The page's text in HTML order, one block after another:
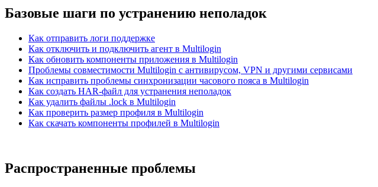
Базовые шаги по устранению неполадок
Как отправить логи поддержке
Как отключить и подключить агент в Multilogin
Как обновить компоненты приложения в Multilogin
Проблемы совместимости Multilogin с антивирусом, VPN и другими сервисами
Как исправить проблемы синхронизации часового пояса в Multilogin
Как создать HAR-файл для устранения неполадок
Как удалить файлы .lock в Multilogin
Как проверить размер профиля в Multilogin
Как скачать компоненты профилей в Multilogin
Распространенные проблемы